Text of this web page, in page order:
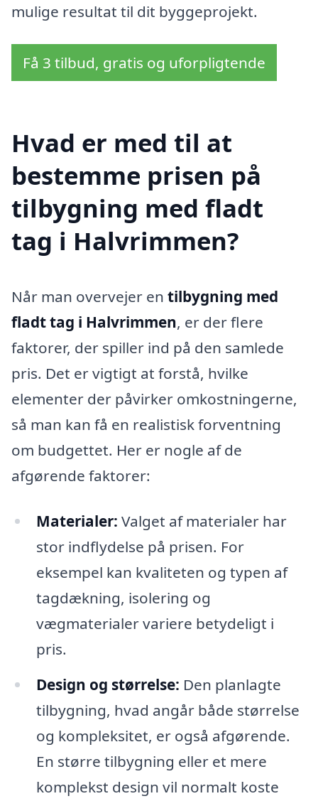
mulige resultat til dit byggeprojekt.
Få 3 tilbud, gratis og uforpligtende
Hvad er med til at
bestemme prisen på
tilbygning med fladt
tag i Halvrimmen?
Når man overvejer en tilbygning med
fladt tag i Halvrimmen, er der flere
faktorer, der spiller ind på den samlede
pris. Det er vigtigt at forstå, hvilke
elementer der påvirker omkostningerne,
så man kan få en realistisk forventning
om budgettet. Her er nogle af de
afgørende faktorer:
Materialer: Valget af materialer har
stor indflydelse på prisen. For
eksempel kan kvaliteten og typen af
tagdækning, isolering og
vægmaterialer variere betydeligt i
pris.
Design og størrelse: Den planlagte
tilbygning, hvad angår både størrelse
og kompleksitet, er også afgørende.
En større tilbygning eller et mere
komplekst design vil normalt koste